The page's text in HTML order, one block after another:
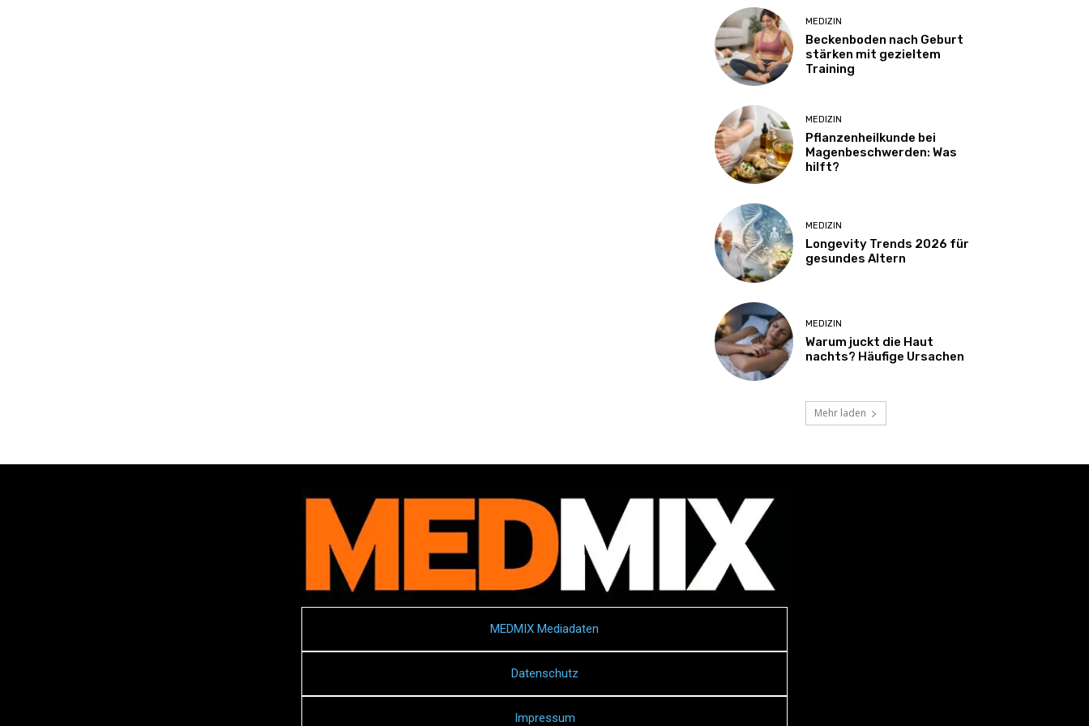
MEDIZIN
Beckenboden nach Geburt
stärken mit gezieltem
Training
MEDIZIN
Pflanzenheilkunde bei
Magenbeschwerden: Was
hilft?
MEDIZIN
Longevity Trends 2026 für
gesundes Altern
MEDIZIN
Warum juckt die Haut
nachts? Häufige Ursachen
Mehr laden
MEDMIX Mediadaten
Datenschutz
Impressum